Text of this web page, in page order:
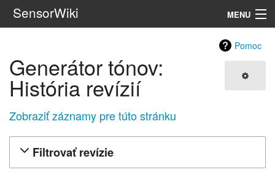
SensorWiki MENU
Hľadať
Pomoc
Generátor tónov:
História revízií
Zobraziť záznamy pre túto stránku
Filtrovať revízie